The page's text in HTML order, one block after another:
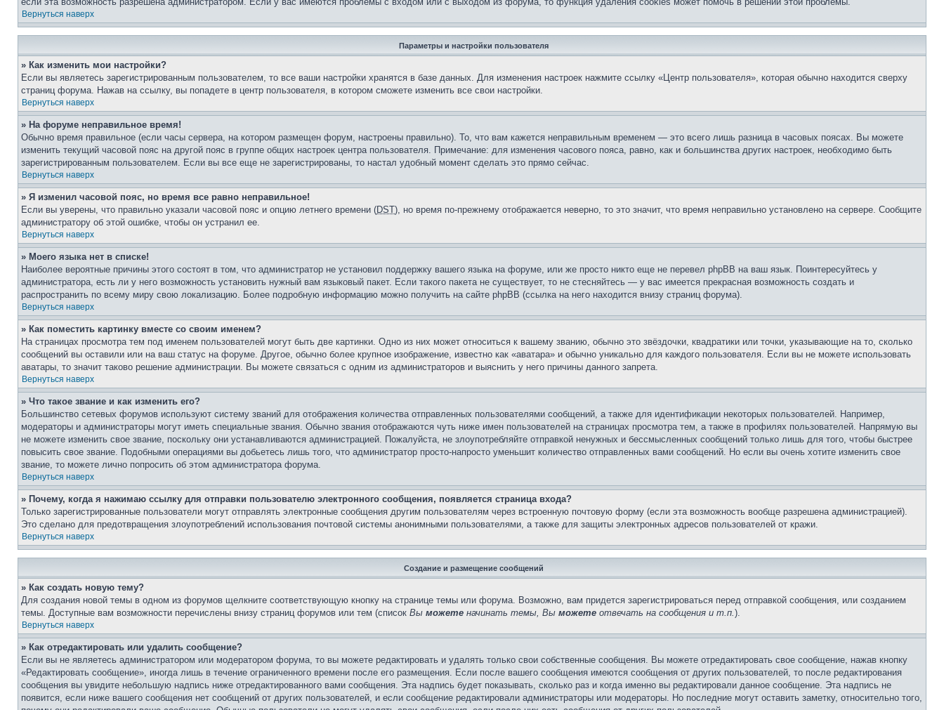
Вернуться наверх
Параметры и настройки пользователя
» Как изменить мои настройки?
Если вы являетесь зарегистрированным пользователем, то все ваши настройки хранятся в базе данных. Для изменения настроек нажмите ссылку «Центр пользователя», которая обычно находится сверху
страниц форума. Нажав на ссылку, вы попадете в центр пользователя, в котором сможете изменить все свои настройки.
Вернуться наверх
» На форуме неправильное время!
Обычно время правильное (если часы сервера, на котором размещен форум, настроены правильно). То, что вам кажется неправильным временем — это всего лишь разница в часовых поясах. Вы можете
изменить текущий часовой пояс на другой пояс в группе общих настроек центра пользователя. Примечание: для изменения часового пояса, равно, как и большинства других настроек, необходимо быть
зарегистрированным пользователем. Если вы все еще не зарегистрированы, то настал удобный момент сделать это прямо сейчас.
Вернуться наверх
» Я изменил часовой пояс, но время все равно неправильное!
Если вы уверены, что правильно указали часовой пояс и опцию летнего времени (DST), но время по-прежнему отображается неверно, то это значит, что время неправильно установлено на сервере. Сообщите
администратору об этой ошибке, чтобы он устранил ее.
Вернуться наверх
» Моего языка нет в списке!
Наиболее вероятные причины этого состоят в том, что администратор не установил поддержку вашего языка на форуме, или же просто никто еще не перевел phpBB на ваш язык. Поинтересуйтесь у
администратора, есть ли у него возможность установить нужный вам языковый пакет. Если такого пакета не существует, то не стесняйтесь — у вас имеется прекрасная возможность создать и
распространить по всему миру свою локализацию. Более подробную информацию можно получить на сайте phpBB (ссылка на него находится внизу страниц форума).
Вернуться наверх
» Как поместить картинку вместе со своим именем?
На страницах просмотра тем под именем пользователей могут быть две картинки. Одно из них может относиться к вашему званию, обычно это звёздочки, квадратики или точки, указывающие на то, сколько
сообщений вы оставили или на ваш статус на форуме. Другое, обычно более крупное изображение, известно как «аватара» и обычно уникально для каждого пользователя. Если вы не можете использовать
аватары, то значит таково решение администрации. Вы можете связаться с одним из администраторов и выяснить у него причины данного запрета.
Вернуться наверх
» Что такое звание и как изменить его?
Большинство сетевых форумов используют систему званий для отображения количества отправленных пользователями сообщений, а также для идентификации некоторых пользователей. Например,
модераторы и администраторы могут иметь специальные звания. Обычно звания отображаются чуть ниже имен пользователей на страницах просмотра тем, а также в профилях пользователей. Напрямую вы
не можете изменить свое звание, поскольку они устанавливаются администрацией. Пожалуйста, не злоупотребляйте отправкой ненужных и бессмысленных сообщений только лишь для того, чтобы быстрее
повысить свое звание. Подобными операциями вы добьетесь лишь того, что администратор просто-напросто уменьшит количество отправленных вами сообщений. Но если вы очень хотите изменить свое
звание, то можете лично попросить об этом администратора форума.
Вернуться наверх
» Почему, когда я нажимаю ссылку для отправки пользователю электронного сообщения, появляется страница входа?
Только зарегистрированные пользователи могут отправлять электронные сообщения другим пользователям через встроенную почтовую форму (если эта возможность вообще разрешена администрацией).
Это сделано для предотвращения злоупотреблений использования почтовой системы анонимными пользователями, а также для защиты электронных адресов пользователей от кражи.
Вернуться наверх
Создание и размещение сообщений
» Как создать новую тему?
Для создания новой темы в одном из форумов щелкните соответствующую кнопку на странице темы или форума. Возможно, вам придется зарегистрироваться перед отправкой сообщения, или созданием
темы. Доступные вам возможности перечислены внизу страниц форумов или тем (список Вы можете начинать темы, Вы можете отвечать на сообщения и т.п.).
Вернуться наверх
» Как отредактировать или удалить сообщение?
Если вы не являетесь администратором или модератором форума, то вы можете редактировать и удалять только свои собственные сообщения. Вы можете отредактировать свое сообщение, нажав кнопку
«Редактировать сообщение», иногда лишь в течение ограниченного времени после его размещения. Если после вашего сообщения имеются сообщения от других пользователей, то после редактирования
сообщения вы увидите небольшую надпись ниже отредактированного вами сообщения. Эта надпись будет показывать, сколько раз и когда именно вы редактировали данное сообщение. Эта надпись не
появится, если ниже вашего сообщения нет сообщений от других пользователей, и если сообщение редактировали администраторы или модераторы. Но последние могут оставить заметку, относительно того,